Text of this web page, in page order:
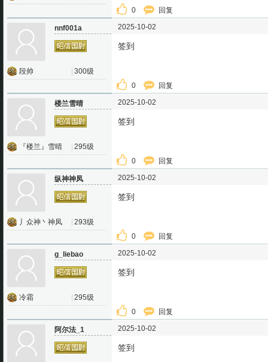
0 回复
nnf001a
段帅 300级
2025-10-02
签到
0 回复
楼兰雪晴
『楼兰』雪晴 295级
2025-10-02
签到
0 回复
纵神神凤
丿众神丶神凤 293级
2025-10-02
签到
0 回复
g_liebao
冷霜 295级
2025-10-02
签到
0 回复
阿尔法_1 2025-10-02
签到